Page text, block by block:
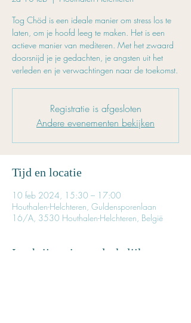
Tog Chöd is een ideale manier om stress los te
laten, om je hoofd leeg te maken. Het is een
actieve manier van mediteren. Met het zwaard
doorsnijd je je gedachten, je angsten uit het
verleden en je verwachtingen naar de toekomst.
Registratie is afgesloten
Andere evenementen bekijken
Tijd en locatie
10 feb 2024, 15:30 – 17:00
Houthalen-Helchteren, Guldensporenlaan
16/A, 3530 Houthalen-Helchteren, België
Inschrijven is noodzakelijk